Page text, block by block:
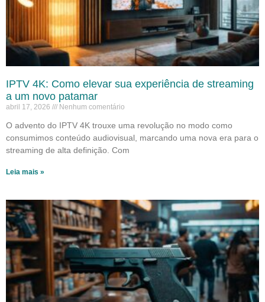
IPTV 4K: Como elevar sua experiência de streaming
a um novo patamar
abril 17, 2026 Nenhum comentário
O advento do IPTV 4K trouxe uma revolução no modo como
consumimos conteúdo audiovisual, marcando uma nova era para o
streaming de alta definição. Com
Leia mais »